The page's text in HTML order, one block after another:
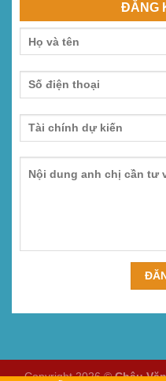
ĐĂNG
Copyright 2026 ©Châu